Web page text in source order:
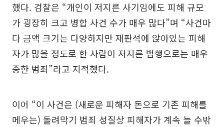
했다. 검찰은 “개인이 저지른 사기임에도 피해 규모
가 굉장히 크고 병합 사건 수가 매우 많다”며 “사건마
다 금액 크기는 다양하지만 재판석에 앉아있는 피해
자가 많을 정도로 한 사람이 저지른 범행으로는 매우
중한 범죄”라고 지적했다.
이어 “이 사건은 (새로운 피해자 돈으로 기존 피해를
메우는) 돌려막기 범죄 성질상 피해자가 계속 늘 수밖